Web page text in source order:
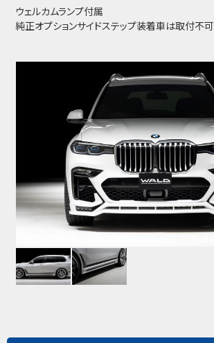
ウェルカムランプ付属
純正オプションサイドステップ装着車は取付不可